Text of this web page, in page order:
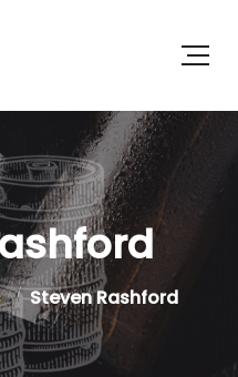
Steven Rashford